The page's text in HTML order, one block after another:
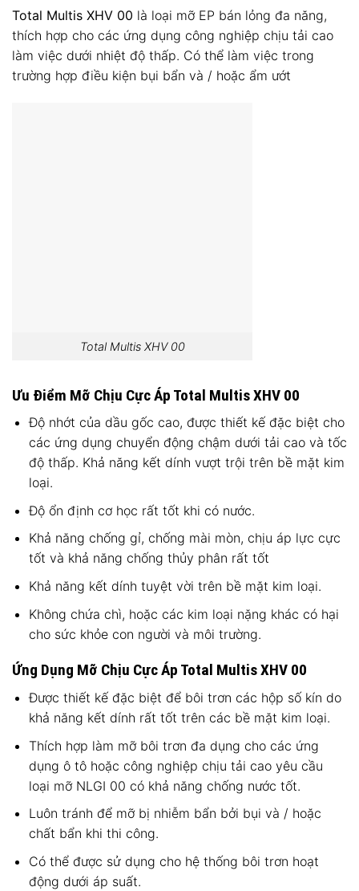
Total Multis XHV 00 là loại mỡ EP bán lỏng đa năng,
thích hợp cho các ứng dụng công nghiệp chịu tải cao
làm việc dưới nhiệt độ thấp. Có thể làm việc trong
trường hợp điều kiện bụi bẩn và / hoặc ẩm ướt
Total Multis XHV 00
Ưu Điểm Mỡ Chịu Cực Áp Total Multis XHV 00
Độ nhớt của dầu gốc cao, được thiết kế đặc biệt cho
các ứng dụng chuyển động chậm dưới tải cao và tốc
độ thấp. Khả năng kết dính vượt trội trên bề mặt kim
loại.
Độ ổn định cơ học rất tốt khi có nước.
Khả năng chống gỉ, chống mài mòn, chịu áp lực cực
tốt và khả năng chống thủy phân rất tốt
Khả năng kết dính tuyệt vời trên bề mặt kim loại.
Không chứa chì, hoặc các kim loại nặng khác có hại
cho sức khỏe con người và môi trường.
Ứng Dụng Mỡ Chịu Cực Áp Total Multis XHV 00
Được thiết kế đặc biệt để bôi trơn các hộp số kín do
khả năng kết dính rất tốt trên các bề mặt kim loại.
Thích hợp làm mỡ bôi trơn đa dụng cho các ứng
dụng ô tô hoặc công nghiệp chịu tải cao yêu cầu
loại mỡ NLGI 00 có khả năng chống nước tốt.
Luôn tránh để mỡ bị nhiễm bẩn bởi bụi và / hoặc
chất bẩn khi thi công.
Có thể được sử dụng cho hệ thống bôi trơn hoạt
động dưới áp suất.